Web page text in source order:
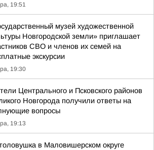
19:51
музей художественной
Новгородской земли» приглашает
СВО и членов их семей на
экскурсии
19:30
Центрального и Псковского районов
Новгорода получили ответы на
вопросы
19:13
в Маловишерском округе